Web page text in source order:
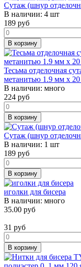
Сутаж (шнур
В наличии: 4 шт
189 руб
В корзину
Тесьма отделочная
метанитью 1.9 мм х
В наличии: много
224 руб
В корзину
Сутаж (шнур
В наличии: 1 шт
189 руб
В корзину
иголки для бисера
В наличии: много
35.00 руб
31 руб
В корзину